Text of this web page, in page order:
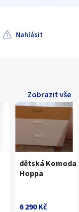
Nahlásit
Zobrazit vše
dětská Komoda
Hoppa
6 290 Kč